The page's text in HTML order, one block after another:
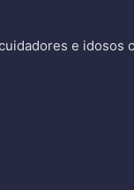
e idosos